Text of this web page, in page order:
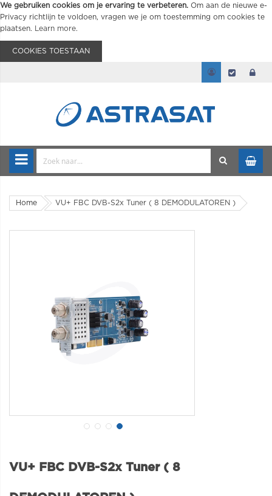
We gebruiken cookies om je ervaring te verbeteren. Om aan de nieuwe e-
Privacy richtlijn te voldoen, vragen we je om toestemming om cookies te
plaatsen.
Learn more.
COOKIES TOESTAAN
Home VU+ FBC DVB-S2x Tuner ( 8 DEMODULATOREN )
VU+ FBC DVB-S2x Tuner ( 8